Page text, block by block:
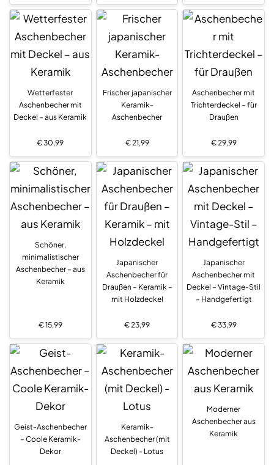
Wetterfester
Aschenbecher mit
Deckel – aus Keramik
€30,99
Frischer japanischer
Keramik-
Aschenbecher
€21,99
Aschenbecher mit
Trichterdeckel – für
Draußen
€29,99
Schöner,
minimalistischer
Aschenbecher – aus
Keramik
€15,99
Japanischer
Aschenbecher für
Draußen – Keramik –
mit Holzdeckel
€23,99
Japanischer
Aschenbecher mit
Deckel – Vintage-Stil
– Handgefertigt
€33,99
Geist-Aschenbecher
– Coole Keramik-
Dekor
Keramik-
Aschenbecher (mit
Deckel) - Lotus
Moderner
Aschenbecher aus
Keramik